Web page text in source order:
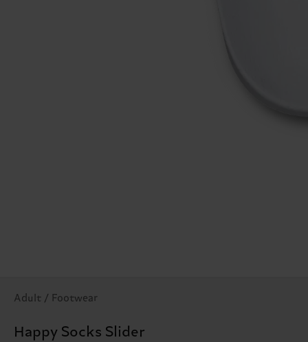
Adult / Footwear
Happy Socks Slider